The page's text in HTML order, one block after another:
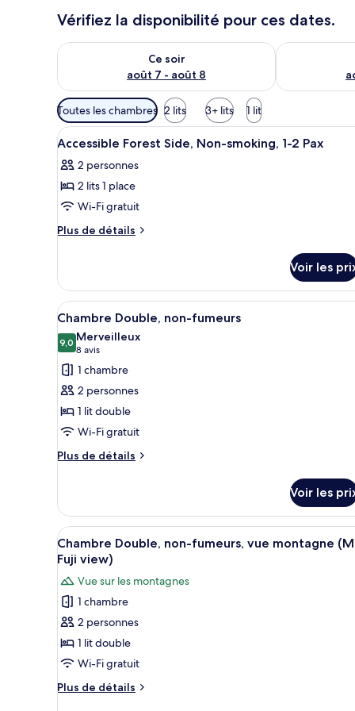
Vérifiez la disponibilité pour ces dates.
Ce soir
août 7 - août 8
Vérifier la disponibilité pour ce soir août 7 - août 8
Vérifier la
Filtres
disponibles
pour
chambres
Toutes les chambres 2 lits 3+ lits 1 lit
Afficher
toutes
les
photos
pour
ce
chambre :
Accessible
Forest
Side,
Non-
smoking,
1-
2
Pax
Coffres-forts dans les
1
Accessible Forest Side, Non-smoking, 1-2 Pax
2 personnes
2 lits 1 place
Wi-Fi gratuit
Plus de détails
Plus
le
type
de
chambre
Accessible
Forest
Side,
Non-
smoking,
1-
2
Voir les
Afficher
toutes
les
photos
pour
ce
type
de
chambre :
non-
fumeurs
Une chambre d’hôtel
5
Chambre Double, non-fumeurs
9,09,0 sur 10
Merveilleux
8 avis
(8 avis)
1 chambre
2 personnes
1 lit double
Wi-Fi gratuit
Plus de détails
Plus
le
type
de
chambre
Chambre
Double,
non-
fumeurs
Voir les
Afficher
toutes
les
photos
pour
ce
type
de
chambre :
Chambre
Une chambre d’hôtel
7
Chambre Double, non-fumeurs, vue montagne
Fuji view)
Vue sur les montagnes
1 chambre
2 personnes
1 lit double
Wi-Fi gratuit
Plus de détails
Plus